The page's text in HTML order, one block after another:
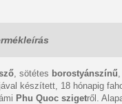
, sötétes borostyánszínű,
készített, 18 hónapig
Phu Quoc szigetről.